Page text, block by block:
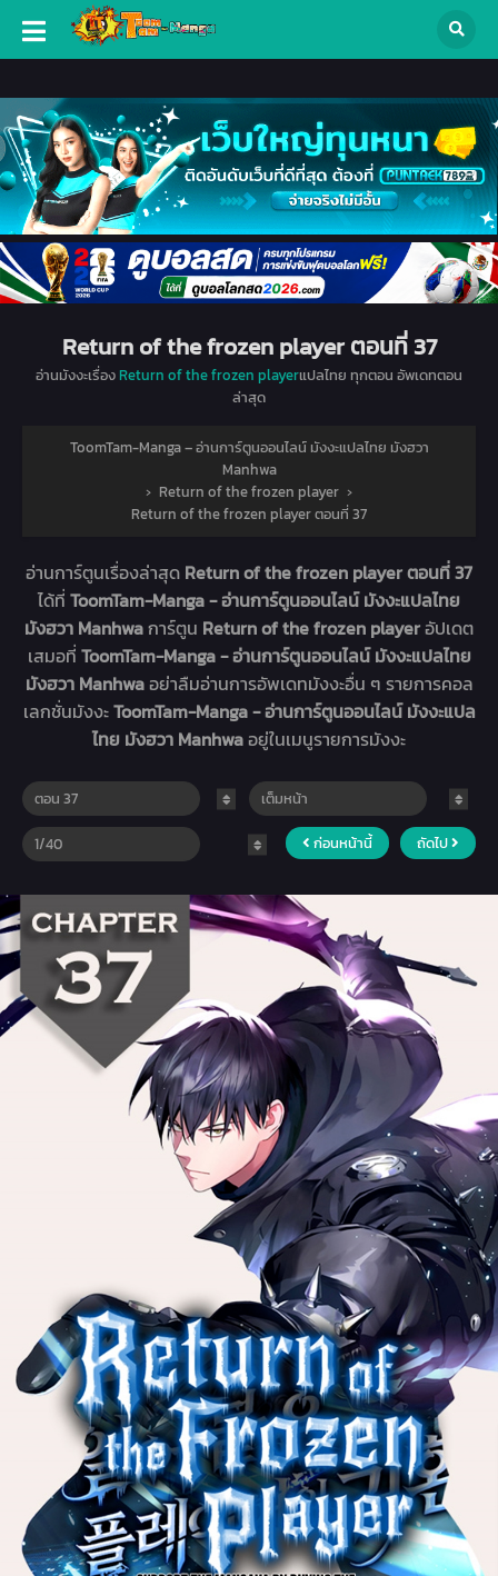
Return of the frozen player ตอนที่ 37
อ่านมังงะเรื่องReturn of the frozen playerแปลไทย ทุกตอน อัพเดทตอน
ล่าสุด
ToomTam-Manga – อ่านการ์ตูนออนไลน์ มังงะแปลไทย มังฮวา
Manhwa
› Return of the frozen player ›
Return of the frozen player ตอนที่ 37
อ่านการ์ตูนเรื่องล่าสุด Return of the frozen player ตอนที่ 37
ได้ที่ ToomTam-Manga - อ่านการ์ตูนออนไลน์ มังงะแปลไทย
มังฮวา Manhwaการ์ตูน Return of the frozen playerอัปเดต
เสมอที่ ToomTam-Manga - อ่านการ์ตูนออนไลน์ มังงะแปลไทย
มังฮวา Manhwaอย่าลืมอ่านการอัพเดทมังงะอื่น ๆ รายการคอล
เลกชั่นมังงะToomTam-Manga - อ่านการ์ตูนออนไลน์ มังงะแปล
ไทย มังฮวา Manhwaอยู่ในเมนูรายการมังงะ
ก่อนหน้านี้ ถัดไป